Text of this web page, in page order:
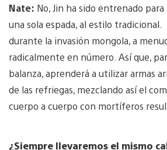
Nate: No, Jin ha sido entrenado
una sola espada, al estilo
durante la invasión mongola, a
radicalmente en número. Así que,
balanza, aprenderá a utilizar armas
de las refriegas, mezclando así el
cuerpo a cuerpo con mortíferos
¿Siempre llevaremos el mismo